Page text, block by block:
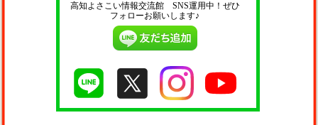
高知よさこい情報交流館 SNS運用中！ぜひ
フォローお願いします♪